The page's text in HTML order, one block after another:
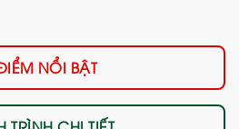
NỔI BẬT